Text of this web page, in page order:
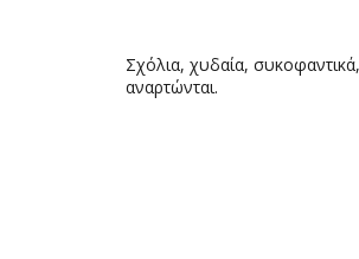
Σχόλια, χυδαία,
αναρτώνται.